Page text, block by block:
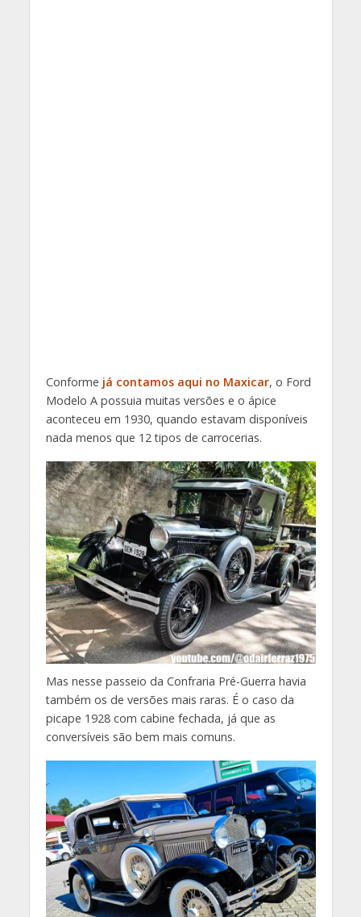
Conforme já contamos aqui no Maxicar, o Ford
Modelo A possuia muitas versões e o ápice
aconteceu em 1930, quando estavam disponíveis
nada menos que 12 tipos de carrocerias.
Mas nesse passeio da Confraria Pré-Guerra havia
também os de versões mais raras. É o caso da
picape 1928 com cabine fechada, já que as
conversíveis são bem mais comuns.